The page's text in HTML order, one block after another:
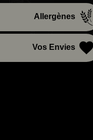
Allergènes
Vos Envies